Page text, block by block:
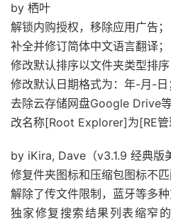
by 栖叶
解锁内购授权，移除应用广告；
补全并修订简体中文语言翻译；
修改默认排序以文件夹类型排序
修改默认日期格式为：年-月-日
去除云存储网盘Google Drive等
改名称[Root Explorer]为[RE管
by iKira, Dave（v3.1.9 经典版
修复件夹图标和压缩包图标不匹
解除了传文件限制，蓝牙等多种
独家修复搜索结果列表缩窄